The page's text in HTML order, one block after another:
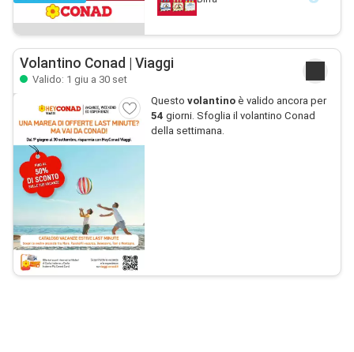
Volantino Conad | Viaggi
Valido: 1 giu a 30 set
Questo volantinoè valido ancora per
54 giorni. Sfoglia il volantino Conad
della settimana.